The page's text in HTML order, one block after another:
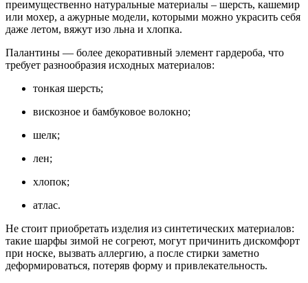
преимущественно натуральные материалы – шерсть, кашемир
или мохер, а ажурные модели, которыми можно украсить себя
даже летом, вяжут изо льна и хлопка.
Палантины — более декоративный элемент гардероба, что
требует разнообразия исходных материалов:
тонкая шерсть;
вискозное и бамбуковое волокно;
шелк;
лен;
хлопок;
атлас.
Не стоит приобретать изделия из синтетических материалов:
такие шарфы зимой не согреют, могут причинить дискомфорт
при носке, вызвать аллергию, а после стирки заметно
деформироваться, потеряв форму и привлекательность.